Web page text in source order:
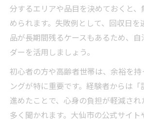
分するエリアや品目を決めておくと
められます。失敗例として、回収日を
品が長期間残るケースもあるため、
ダーを活用しましょう。
初心者の方や高齢者世帯は、余裕を持
ングが特に重要です。経験者からは「
進めたことで、心身の負担が軽減さ
多く聞かれます。大仙市の公式サイト